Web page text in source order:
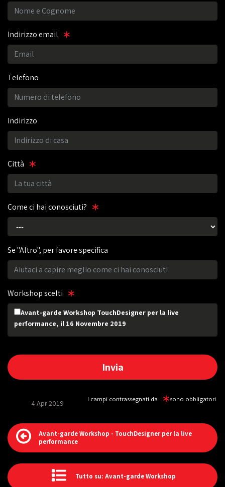
Indirizzo email
Telefono
Indirizzo
Città
Come ci hai conosciuti?
Se "Altro", per favore specifica
Workshop scelti
Avant-garde Workshop TouchDesigner per la live
performance, il 16 Novembre 2019
I campi contrassegnati da sono obbligatori.
4 Apr 2019
Avant-garde Workshop - TouchDesigner per la live
performance
Tutto su: Avant-garde Workshop